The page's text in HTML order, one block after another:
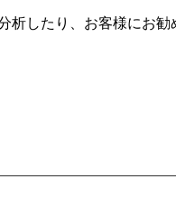
したり、お客様にお